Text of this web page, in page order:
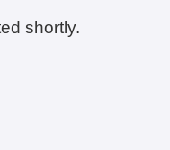
shortly.